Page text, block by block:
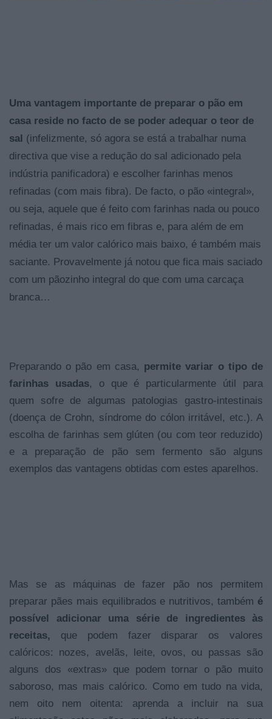
Uma vantagem importante de preparar o pão em
casa reside no facto de se poder adequar o teor de
sal (infelizmente, só agora se está a trabalhar numa
directiva que vise a redução do sal adicionado pela
indústria panificadora) e escolher farinhas menos
refinadas (com mais fibra). De facto, o pão «integral»,
ou seja, aquele que é feito com farinhas nada ou pouco
refinadas, é mais rico em fibras e, para além de em
média ter um valor calórico mais baixo, é também mais
saciante. Provavelmente já notou que fica mais saciado
com um pãozinho integral do que com uma carcaça
branca…
Preparando o pão em casa, permite variar o tipo de
farinhas usadas, o que é particularmente útil para
quem sofre de algumas patologias gastro-intestinais
(doença de Crohn, síndrome do cólon irritável, etc.). A
escolha de farinhas sem glúten (ou com teor reduzido)
e a preparação de pão sem fermento são alguns
exemplos das vantagens obtidas com estes aparelhos.
Mas se as máquinas de fazer pão nos permitem
preparar pães mais equilibrados e nutritivos, também é
possível adicionar uma série de ingredientes às
receitas, que podem fazer disparar os valores
calóricos: nozes, avelãs, leite, ovos, ou passas são
alguns dos «extras» que podem tornar o pão muito
saboroso, mas mais calórico. Como em tudo na vida,
nem oito nem oitenta: aprenda a incluir na sua